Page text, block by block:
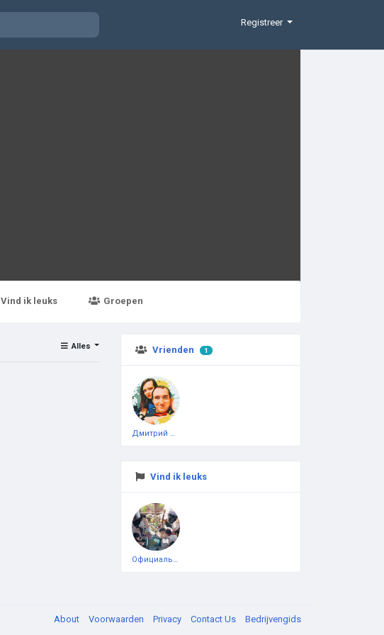
Registreer
Vind ik leuks Groepen
Vrienden 1
Дмитрий Чеботарёв
Vind ik leuks
Официальная тестовая страница
Alles
About Voorwaarden Privacy Contact Us Bedrijvengids